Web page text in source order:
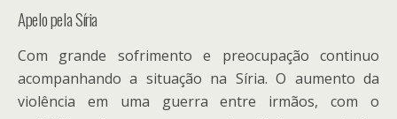
Apelo pela Síria
Com grande sofrimento e preocupação continuo
acompanhando a situação na Síria. O aumento da
violência em uma guerra entre irmãos, com o